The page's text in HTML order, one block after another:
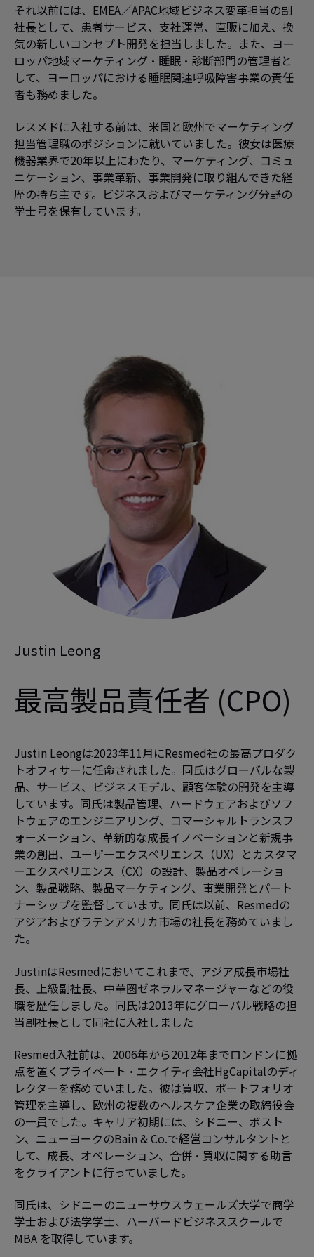
それ以前には、EMEA／APAC地域ビジネス変革担当の副
社長として、患者サービス、支社運営、直販に加え、換
気の新しいコンセプト開発を担当しました。また、ヨー
ロッパ地域マーケティング・睡眠・診断部門の管理者と
して、ヨーロッパにおける睡眠関連呼吸障害事業の責任
者も務めました。
レスメドに入社する前は、米国と欧州でマーケティング
担当管理職のポジションに就いていました。彼女は医療
機器業界で20年以上にわたり、マーケティング、コミュ
ニケーション、事業革新、事業開発に取り組んできた経
歴の持ち主です。ビジネスおよびマーケティング分野の
学士号を保有しています。
Justin Leong
最高製品責任者 (CPO)
Justin Leongは2023年11月にResmed社の最高プロダク
トオフィサーに任命されました。同氏はグローバルな製
品、サービス、ビジネスモデル、顧客体験の開発を主導
しています。同氏は製品管理、ハードウェアおよびソフ
トウェアのエンジニアリング、コマーシャルトランスフ
ォーメーション、革新的な成長イノベーションと新規事
業の創出、ユーザーエクスペリエンス（UX）とカスタマ
ーエクスペリエンス（CX）の設計、製品オペレーショ
ン、製品戦略、製品マーケティング、事業開発とパート
ナーシップを監督しています。同氏は以前、Resmedの
アジアおよびラテンアメリカ市場の社長を務めていまし
た。
JustinはResmedにおいてこれまで、アジア成長市場社
長、上級副社長、中華圏ゼネラルマネージャーなどの役
職を歴任しました。同氏は2013年にグローバル戦略の担
当副社長として同社に入社しました
Resmed入社前は、2006年から2012年までロンドンに拠
点を置くプライベート・エクイティ会社HgCapitalのディ
レクターを務めていました。彼は買収、ポートフォリオ
管理を主導し、欧州の複数のヘルスケア企業の取締役会
の一員でした。キャリア初期には、シドニー、ボスト
ン、ニューヨークのBain & Co.で経営コンサルタントと
して、成長、オペレーション、合併・買収に関する助言
をクライアントに行っていました。
同氏は、シドニーのニューサウスウェールズ大学で商学
学士および法学学士、ハーバードビジネススクールで
MBA を取得しています。